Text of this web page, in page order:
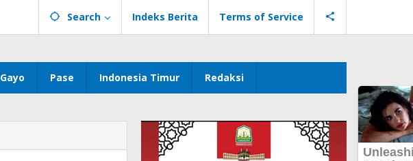
Search Indeks Berita Terms of Service
Gayo Pase Indonesia Timur Redaksi